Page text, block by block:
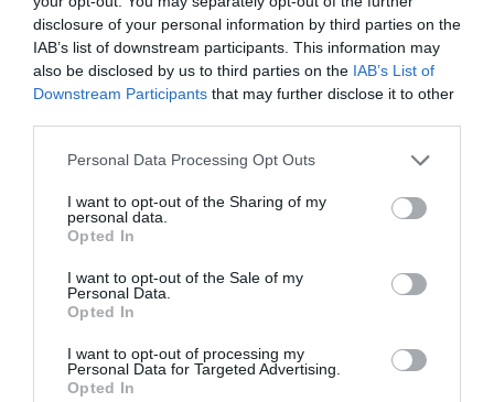
disclosure of your personal information by third parties on the
IAB’s list of downstream participants. This information may
also be disclosed by us to third parties on the IAB’s List of
Downstream Participants that may further disclose it to other
Personal Data Processing Opt Outs
I want to opt-out of the Sharing of my
personal data.
Opted In
I want to opt-out of the Sale of my
Personal Data.
Opted In
I want to opt-out of processing my
Personal Data for Targeted Advertising.
Opted In
Be comfy v koži
Látková rohová sedačka
POPIS PRODUKTU
Šírka: 36 cm